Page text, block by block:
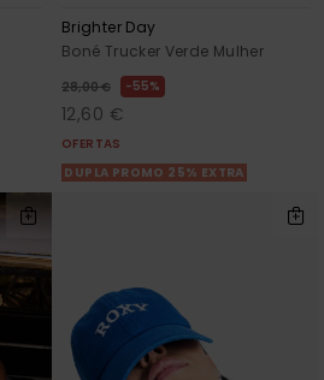
Brighter Day
Boné Trucker Verde Mulher
28,00 € 55%
12,60 €
OFERTAS
DUPLA PROMO 25% EXTRA